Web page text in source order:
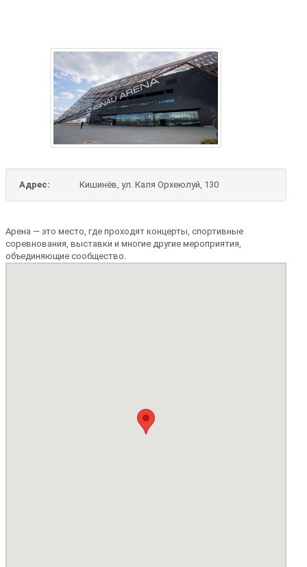
Адрес: Кишинёв, ул. Каля Орхеюлуй, 130
Арена — это место, где проходят концерты, спортивные
соревнования, выставки и многие другие мероприятия,
объединяющие сообщество.